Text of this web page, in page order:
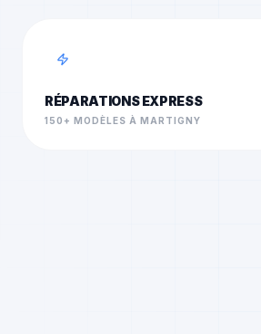
RÉPARATIONS EXPRESS
150+ MODÈLES À MARTIGNY